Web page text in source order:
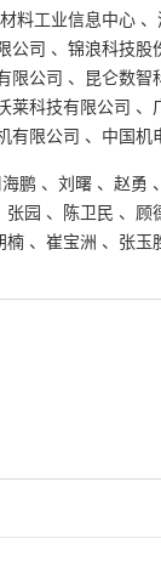
料工业信息中心 、
公司 、 锦浪科技股
限公司 、 昆仑数智
莱科技有限公司 、
有限公司 、 中国机
鹏 、 刘曙 、 赵勇 、
张园 、 陈卫民 、 顾
楠 、 崔宝洲 、 张玉